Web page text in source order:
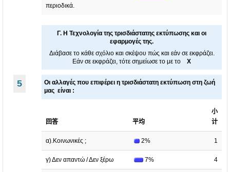
περιοδικά.
Γ. Η Τεχνολογία της τρισδιάστατης εκτύπωσης και οι
εφαρμογές της.
Διάβασε το κάθε σχόλιο και σκέψου πώς και εάν σε εκφράζει.
Εάν σε εκφράζει, τότε σημείωσε το με το Χ
5
Οι αλλαγές που επιφέρει η τρισδιάστατη εκτύπωση στη ζωή
μας είναι :
回答 平均
小
计
α).Κοινωνικές ; 2% 1
γ) Δεν απαντώ / Δεν ξέρω 7% 4